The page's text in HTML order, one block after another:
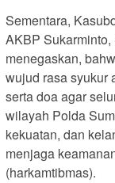
Sementara,
AKBP
menegaskan,
wujud rasa syukur
serta doa agar
wilayah Polda
kekuatan, dan
menjaga
(harkamtibmas).